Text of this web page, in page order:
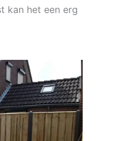
kan het een erg